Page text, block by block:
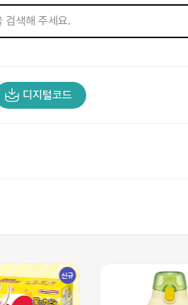
디지털코드
신규